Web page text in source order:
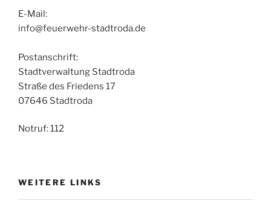
E-Mail:
info@feuerwehr-stadtroda.de
Postanschrift:
Stadtverwaltung Stadtroda
Straße des Friedens 17
07646 Stadtroda
Notruf: 112
WEITERE LINKS